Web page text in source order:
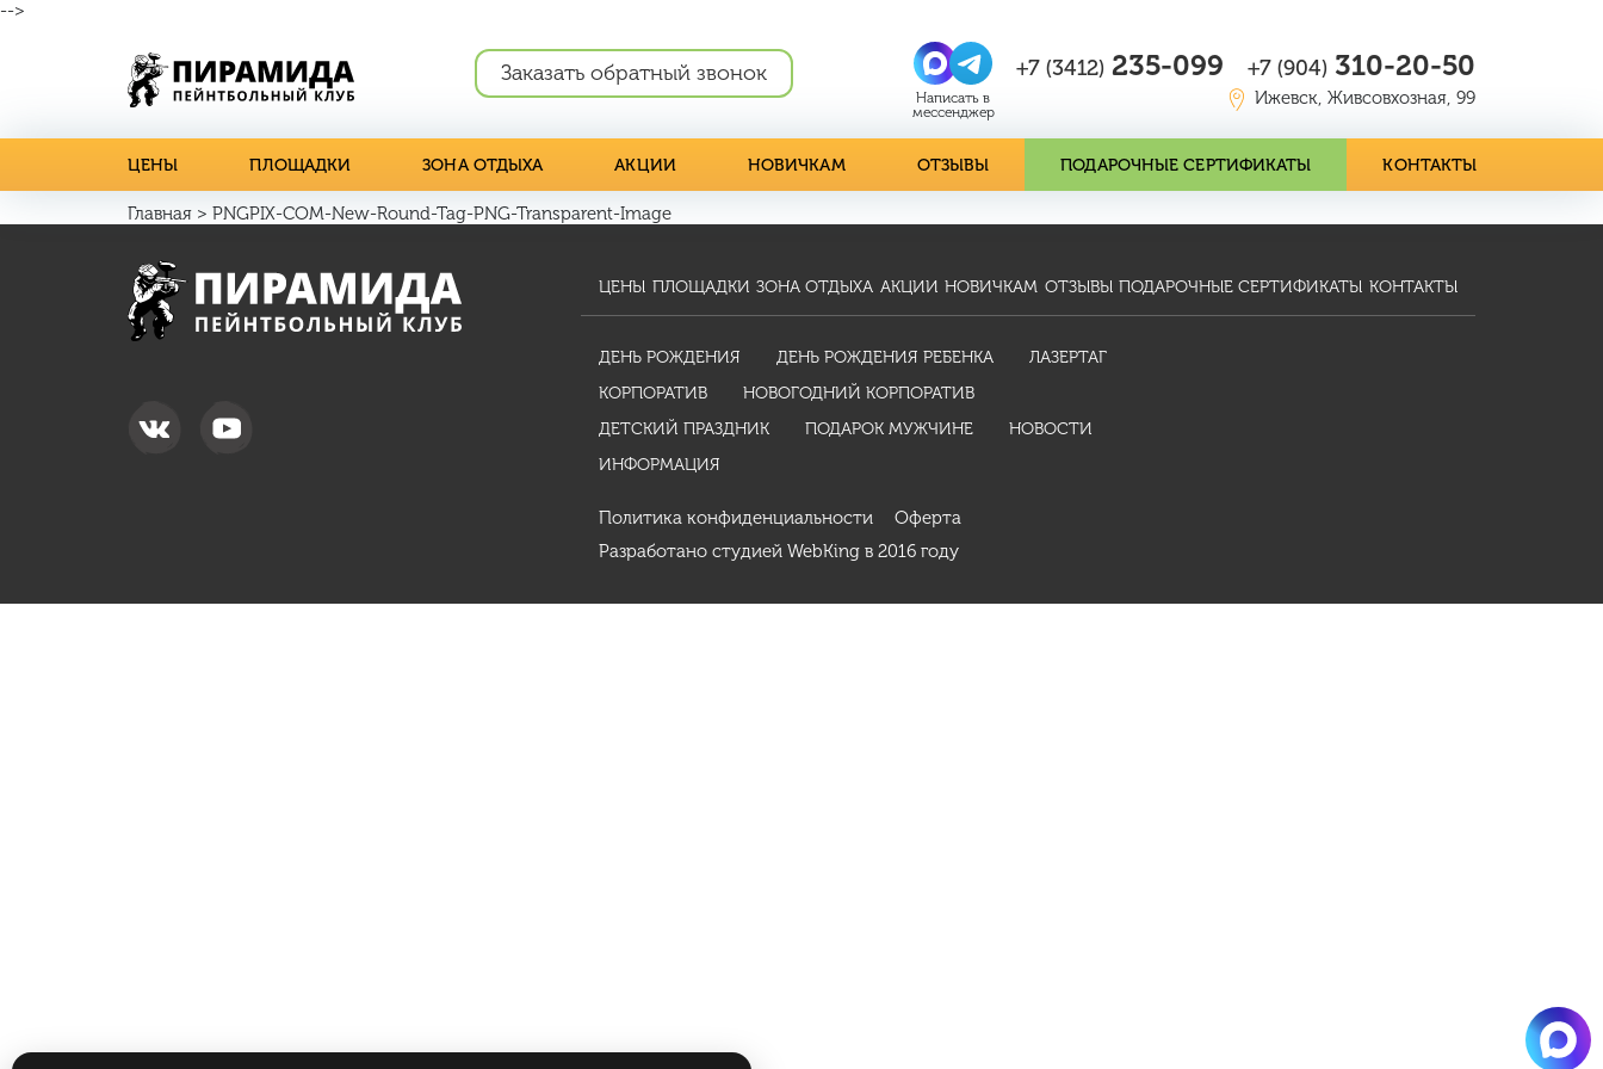
-->
Заказать обратный звонок +7 (3412) 235-099 +7 (904) 310-20-50
Ижевск, Живсовхозная, 99
ЦЕНЫ ПЛОЩАДКИ ЗОНА ОТДЫХА АКЦИИ НОВИЧКАМ ОТЗЫВЫ ПОДАРОЧНЫЕ СЕРТИФИКАТЫ КОНТАКТЫ
Главная > PNGPIX-COM-New-Round-Tag-PNG-Transparent-Image
ЦЕНЫ ПЛОЩАДКИ ЗОНА ОТДЫХА АКЦИИ НОВИЧКАМ ОТЗЫВЫ ПОДАРОЧНЫЕ СЕРТИФИКАТЫ КОНТАКТЫ
ДЕНЬ РОЖДЕНИЯ ДЕНЬ РОЖДЕНИЯ РЕБЕНКА
ЛАЗЕРТАГ
КОРПОРАТИВ
НОВОГОДНИЙ КОРПОРАТИВ
ДЕТСКИЙ ПРАЗДНИК
ПОДАРОК МУЖЧИНЕ
НОВОСТИ
ИНФОРМАЦИЯ
Политика конфиденциальности
Оферта
Разработано студией WebKing в 2016 году